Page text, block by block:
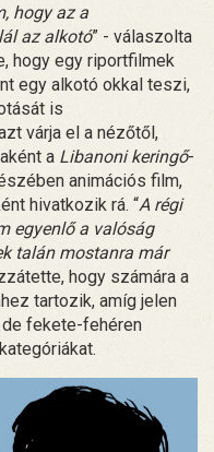
hogy az a
az alkotó” - válaszolta
hogy egy riportfilmek
egy alkotó okkal teszi,
is
várja el a nézőtől,
a Libanoni keringő-
animációs film,
hivatkozik rá. “A régi
egyenlő a valóság
talán mostanra már
hogy számára a
tartozik, amíg jelen
de fekete-fehéren